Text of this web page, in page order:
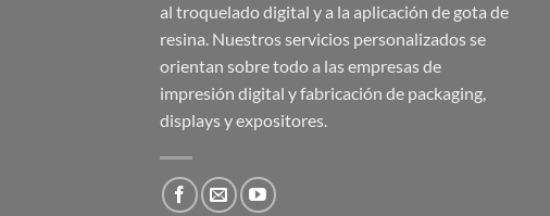
al troquelado digital y a la aplicación de gota de
resina. Nuestros servicios personalizados se
orientan sobre todo a las empresas de
impresión digital y fabricación de packaging,
displays y expositores.